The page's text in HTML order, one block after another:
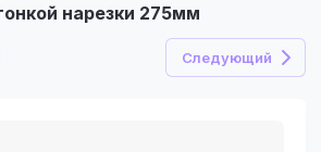
нарезки 275мм
Следующий